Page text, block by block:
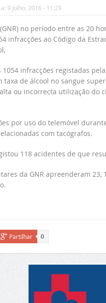
a: 9 Julho, 2016 - 11:29
no período entre as 20
infracções ao Código da
infracções registadas
taxa de álcool no sangue
ou incorrecta utilização do
por uso do telemóvel
com tacógrafos.
118 acidentes de que
da GNR apreenderam 23,
Partilhar 0